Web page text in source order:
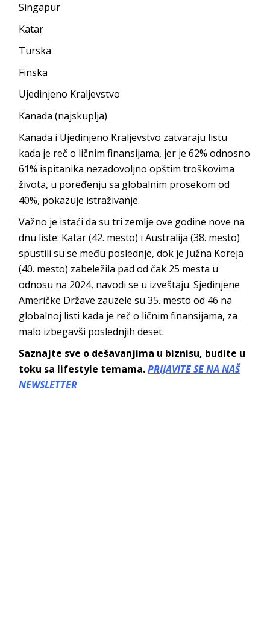
Singapur
Katar
Turska
Finska
Ujedinjeno Kraljevstvo
Kanada (najskuplja)
Kanada i Ujedinjeno Kraljevstvo zatvaraju listu
kada je reč o ličnim finansijama, jer je 62% odnosno
61% ispitanika nezadovoljno opštim troškovima
života, u poređenju sa globalnim prosekom od
40%, pokazuje istraživanje.
Važno je istaći da su tri zemlje ove godine nove na
dnu liste: Katar (42. mesto) i Australija (38. mesto)
spustili su se među poslednje, dok je Južna Koreja
(40. mesto) zabeležila pad od čak 25 mesta u
odnosu na 2024, navodi se u izveštaju. Sjedinjene
Američke Države zauzele su 35. mesto od 46 na
globalnoj listi kada je reč o ličnim finansijama, za
malo izbegavši poslednjih deset.
Saznajte sve o dešavanjima u biznisu, budite u
toku sa lifestyle temama.PRIJAVITE SE NA NAŠ
NEWSLETTER